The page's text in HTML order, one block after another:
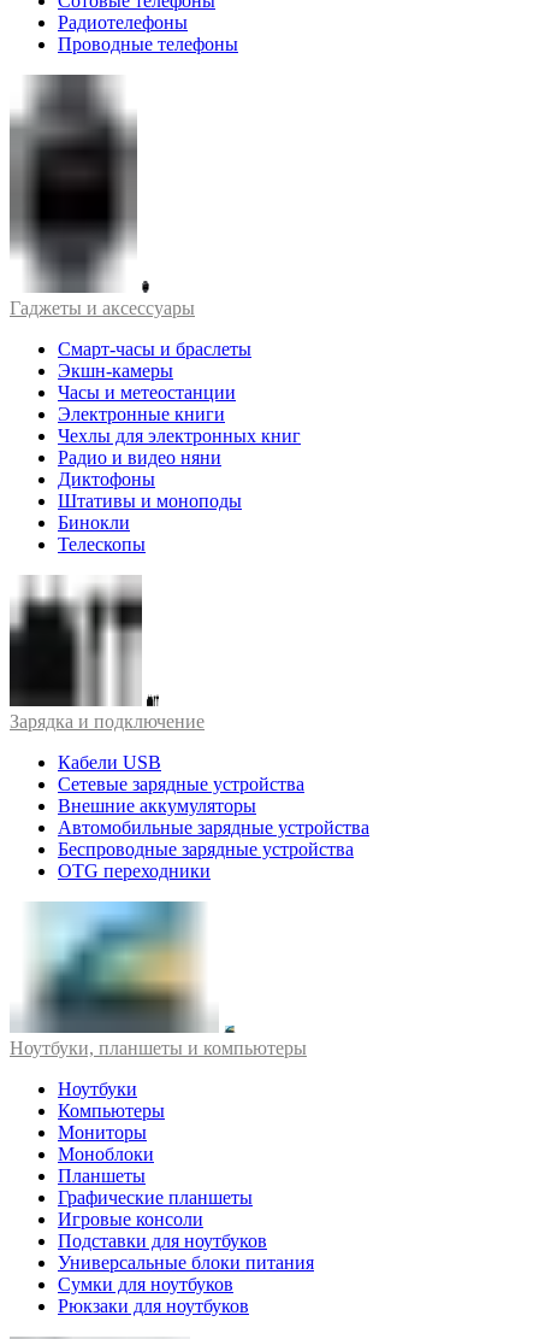
Радиотелефоны
Проводные телефоны
Гаджеты и аксессуары
Смарт-часы и браслеты
Экшн-камеры
Часы и метеостанции
Электронные книги
Чехлы для электронных книг
Радио и видео няни
Диктофоны
Штативы и моноподы
Бинокли
Телескопы
Зарядка и подключение
Кабели USB
Сетевые зарядные устройства
Внешние аккумуляторы
Автомобильные зарядные устройства
Беспроводные зарядные устройства
OTG переходники
Ноутбуки, планшеты и компьютеры
Ноутбуки
Компьютеры
Мониторы
Моноблоки
Планшеты
Графические планшеты
Игровые консоли
Подставки для ноутбуков
Универсальные блоки питания
Сумки для ноутбуков
Рюкзаки для ноутбуков